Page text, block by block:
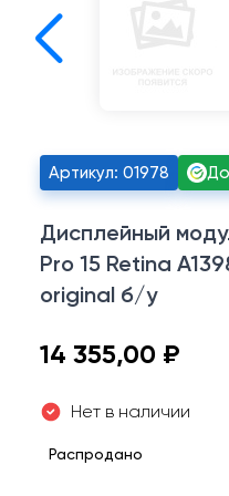
Артикул: 01978
Дисплейный
Pro 15 Retina
original б/у
14 355,00 ₽
Нет в наличии
Распродано